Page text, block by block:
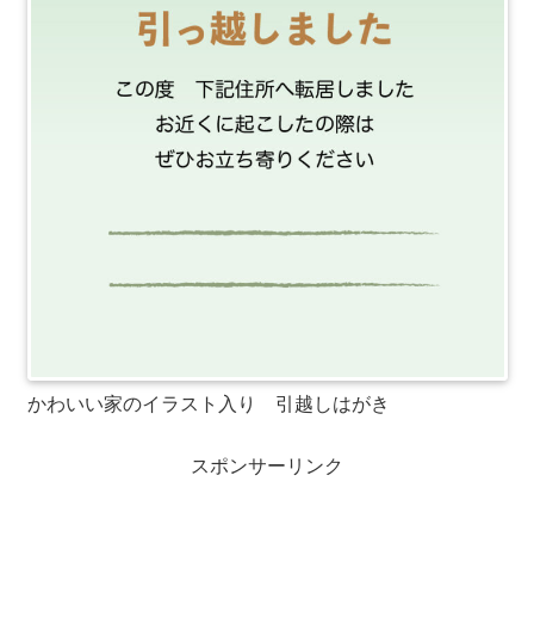
かわいい家のイラスト入り 引越しはがき
スポンサーリンク